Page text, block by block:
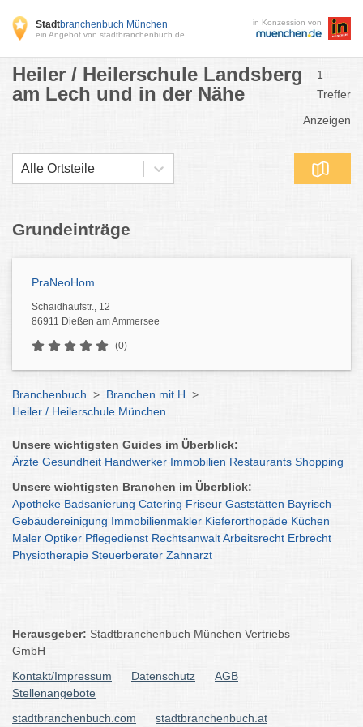
Stadtbranchenbuch München
ein Angebot von stadtbranchenbuch.de
in Konzession von
Heiler / Heilerschule Landsberg
am Lech und in der Nähe
1
Treffer
Anzeigen
Alle Ortsteile
Grundeinträge
PraNeoHom
Schaidhaufstr., 12
86911 Dießen am Ammersee
(0)
Branchenbuch > Branchen mit H >
Heiler / Heilerschule München
Unsere wichtigsten Guides im Überblick:
Ärzte Gesundheit Handwerker Immobilien Restaurants Shopping
Unsere wichtigsten Branchen im Überblick:
Apotheke Badsanierung Catering Friseur Gaststätten Bayrisch
Gebäudereinigung Immobilienmakler Kieferorthopäde Küchen
Maler Optiker Pflegedienst RechtsanwaltArbeitsrecht Erbrecht
Physiotherapie Steuerberater Zahnarzt
Herausgeber: Stadtbranchenbuch München Vertriebs
GmbH
Kontakt/Impressum
Datenschutz
AGB
Stellenangebote
stadtbranchenbuch.com
stadtbranchenbuch.at